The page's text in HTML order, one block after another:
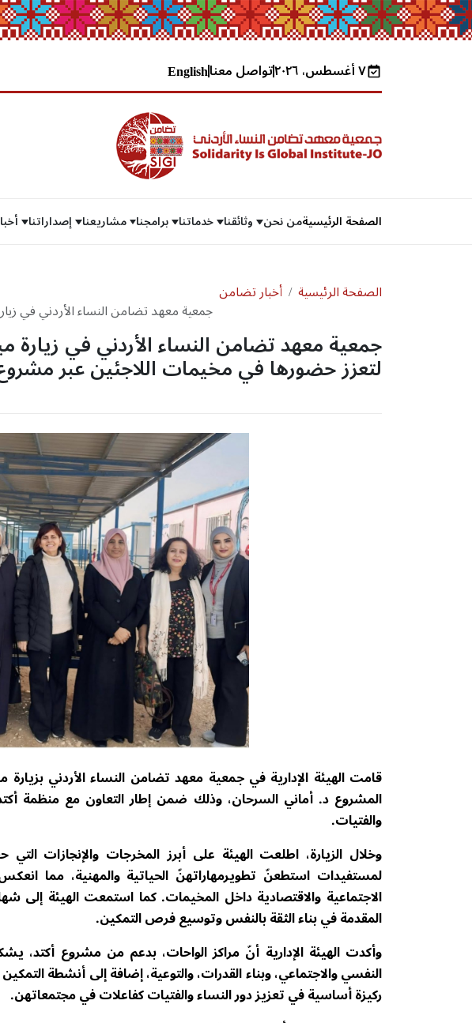
٧ أغسطس، ٢٠٢٦ تواصل معناEnglish
الصفحة الرئيسيةمن نحن وثائقنا خدماتنا برامجنا مشاريعنا إصداراتنا
الصفحة الرئيسية أخبار تضامن
جمعية معهد تضامن النساء الأردني في
حضورها في مخيمات اللاجئين عبر مشروع
جمعية معهد تضامن النساء الأردني في زيارة
لتعزز حضورها في مخيمات اللاجئين عبر
قامت الهيئة الإدارية في جمعية معهد تضامن النساء الأردني بزيارة
المشروع د. أماني السرحان، وذلك ضمن إطار التعاون مع منظمة
والفتيات.
وخلال الزيارة، اطلعت الهيئة على أبرز المخرجات والإنجازات
لمستفيدات استطعنّ تطويرمهاراتهنّ الحياتية والمهنية، مما
الاجتماعية والاقتصادية داخل المخيمات. كما استمعت الهيئة إلى
المقدمة في بناء الثقة بالنفس وتوسيع فرص التمكين.
وأكدت الهيئة الإدارية أنّ مراكز الواحات، بدعم من مشروع أكتد،
النفسي والاجتماعي، وبناء القدرات، والتوعية، إضافة إلى أنشطة
ركيزة أساسية في تعزيز دور النساء والفتيات كفاعلات في مجتمعاتهن.